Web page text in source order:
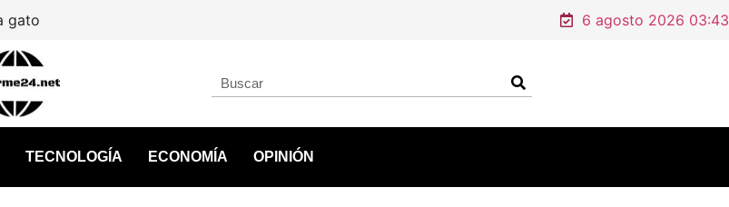
6 agosto 2026 03:43
TECNOLOGÍA ECONOMÍA OPINIÓN